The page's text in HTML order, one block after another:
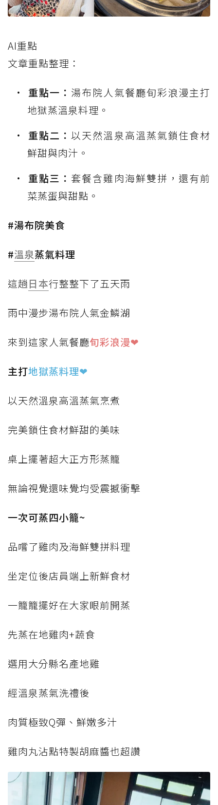
AI重點
文章重點整理：
重點一： 湯布院人氣餐廳旬彩浪漫主打
地獄蒸溫泉料理。
重點二：以天然溫泉高溫蒸氣鎖住食材
鮮甜與肉汁。
重點三： 套餐含雞肉海鮮雙拼，還有前
菜蒸蛋與甜點。
#湯布院美食
#溫泉蒸氣料理
這趟日本行整整下了五天雨
雨中漫步湯布院人氣金鱗湖
來到這家人氣餐廳旬彩浪漫❤
主打地獄蒸料理❤
以天然溫泉高溫蒸氣烹煮
完美鎖住食材鮮甜的美味
桌上擺著超大正方形蒸籠
無論視覺還味覺均受震撼衝擊
一次可蒸四小籠~
品嚐了雞肉及海鮮雙拼料理
坐定位後店員端上新鮮食材
一籠籠擺好在大家眼前開蒸
先蒸在地雞肉+蔬食
選用大分縣名產地雞
經溫泉蒸氣洗禮後
肉質極致Q彈、鮮嫩多汁
雞肉丸沾點特製胡麻醬也超讚